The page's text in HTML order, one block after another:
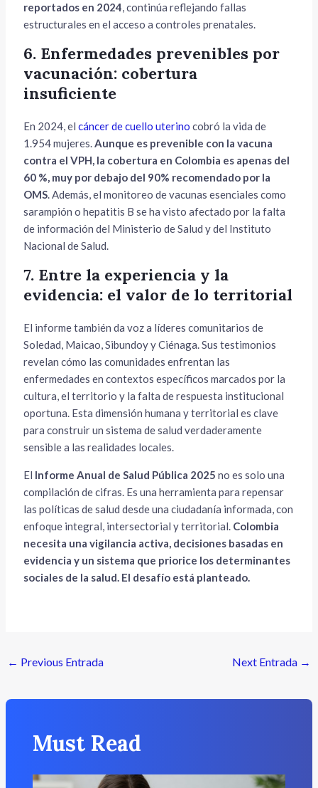
reportados en 2024, continúa reflejando fallas
estructurales en el acceso a controles prenatales.
6. Enfermedades prevenibles por
vacunación: cobertura
insuficiente
En 2024, elcáncer de cuello uterino cobró la vida de
1.954 mujeres.Aunque es prevenible con la vacuna
contra el VPH, la cobertura en Colombia es apenas del
60 %, muy por debajo del 90% recomendado por la
OMS. Además, el monitoreo de vacunas esenciales como
sarampión o hepatitis B se ha visto afectado por la falta
de información del Ministerio de Salud y del Instituto
Nacional de Salud.
7. Entre la experiencia y la
evidencia: el valor de lo territorial
El informe también da voz a líderes comunitarios de
Soledad, Maicao, Sibundoy y Ciénaga. Sus testimonios
revelan cómo las comunidades enfrentan las
enfermedades en contextos específicos marcados por la
cultura, el territorio y la falta de respuesta institucional
oportuna. Esta dimensión humana y territorial es clave
para construir un sistema de salud verdaderamente
sensible a las realidades locales.
El Informe Anual de Salud Pública 2025 no es solo una
compilación de cifras. Es una herramienta para repensar
las políticas de salud desde una ciudadanía informada, con
enfoque integral, intersectorial y territorial. Colombia
necesita una vigilancia activa, decisiones basadas en
evidencia y un sistema que priorice los determinantes
sociales de la salud. El desafío está planteado.
← Previous Entrada Next Entrada →
Must Read